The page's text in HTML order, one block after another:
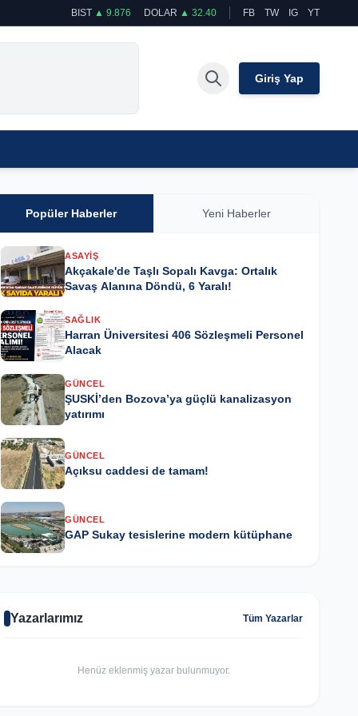
BIST ▲ 9.876 DOLAR ▲ 32.40 FB TW IG YT
Giriş Yap
Popüler Haberler Yeni Haberler
ASAYIŞ
Akçakale'de Taşlı Sopalı Kavga: Ortalık
Savaş Alanına Döndü, 6 Yaralı!
SAĞLIK
Harran Üniversitesi 406 Sözleşmeli Personel
Alacak
GÜNCEL
ŞUSKİ’den Bozova’ya güçlü kanalizasyon
yatırımı
GÜNCEL
Açıksu caddesi de tamam!
GÜNCEL
GAP Sukay tesislerine modern kütüphane
Yazarlarımız Tüm Yazarlar
Henüz eklenmiş yazar bulunmuyor.